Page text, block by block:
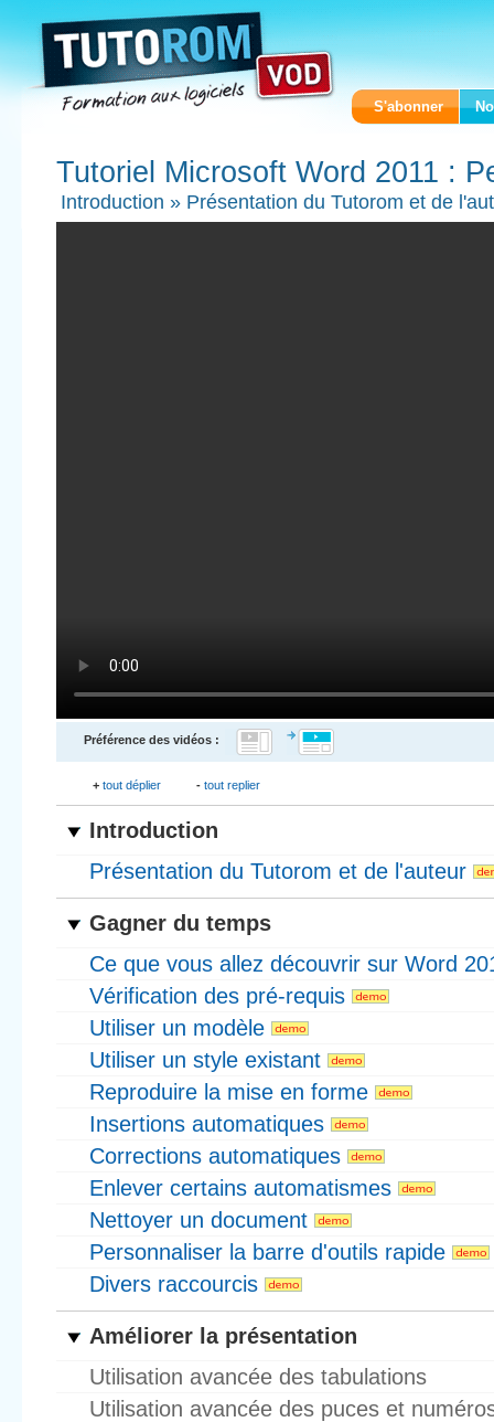
S'abonner
Tutoriel Microsoft Word 2011 :
Introduction » Présentation du Tutorom et de
Préférence des vidéos :
+ tout déplier - tout replier
Introduction
Présentation du Tutorom et de l'auteur
Gagner du temps
Ce que vous allez découvrir sur Word
Vérification des pré-requis
Utiliser un modèle
Utiliser un style existant
Reproduire la mise en forme
Insertions automatiques
Corrections automatiques
Enlever certains automatismes
Nettoyer un document
Personnaliser la barre d'outils rapide
Divers raccourcis
Améliorer la présentation
Utilisation avancée des tabulations
Utilisation avancée des puces et